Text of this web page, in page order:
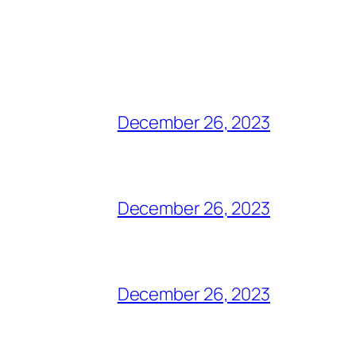
December 26, 2023
December 26, 2023
December 26, 2023